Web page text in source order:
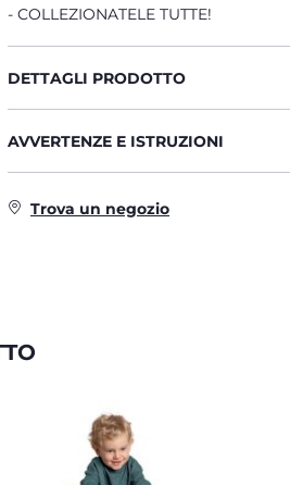
COLLEZIONATELE TUTTE!
DETTAGLI PRODOTTO
AVVERTENZE E ISTRUZIONI
Trova un negozio